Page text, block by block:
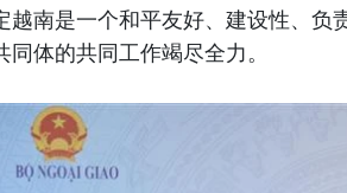
越南是一个和平友好、建设性、负
同体的共同工作竭尽全力。